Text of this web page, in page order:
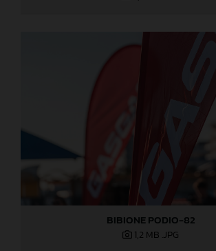
BIBIONE PODIO-82
1,2 MB .JPG